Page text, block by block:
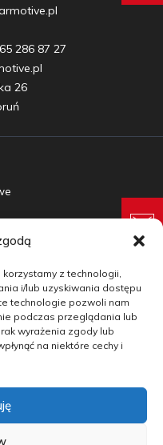
z technologii,
i/lub uzyskiwania dostępu
technologie pozwoli nam
podczas przeglądania lub
wyrażenia zgody lub
na niektóre cechy i
286 87 27
26
2026©